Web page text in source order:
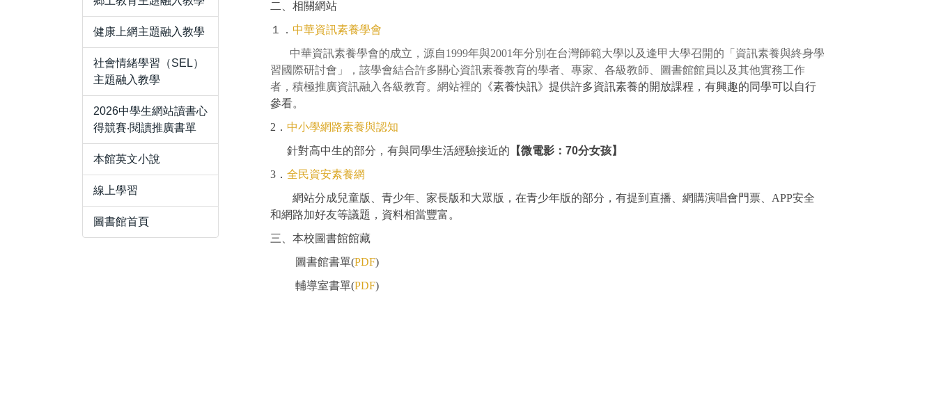
健康上網主題融入教學
社會情緒學習（SEL）
主題融入教學
2026中學生網站讀書心
得競賽‧閱讀推廣書單
本館英文小說
線上學習
圖書館首頁
二、相關網站
１． 中華資訊素養學會
中華資訊素養學會的成立，源自1999年與2001年分別在台灣師範大學以及逢甲大學召開的「資訊素養與終身學
習國際研討會」，該學會結合許多關心資訊素養教育的學者、專家、各級教師、圖書館館員以及其他實務工作
者，積極推廣資訊融入各級教育。網站裡的 《素養快訊》提供許多資訊素養的開放課程，有興趣的同學可以自行
參看。
2． 中小學網路素養與認知
針對高中生的部分，有與同學生活經驗接近的 【微電影：70分女孩】
3． 全民資安素養網
網站分成兒童版、青少年、家長版和大眾版，在青少年版的部分，有提到直播、網購演唱會門票、APP安全
和網路加好友等議題，資料相當豐富。
三、本校圖書館館藏
圖書館書單(PDF)
輔導室書單(PDF)